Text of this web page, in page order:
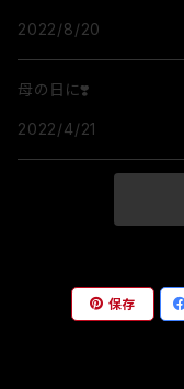
2022/8/20
母の日に❣️
2022/4/21
保存